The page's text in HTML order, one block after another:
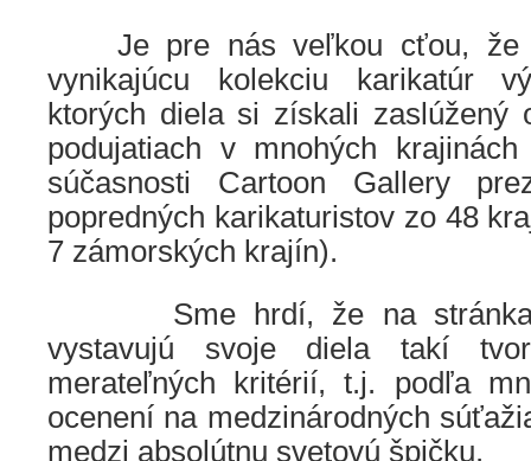
Je pre nás veľkou cťou, že
vynikajúcu kolekciu karikatúr
ktorých diela si získali zaslúžený
podujatiach v mnohých
súčasnosti Cartoon Gallery
popredných karikaturistov zo 48
7 zámorských krajín).
Sme hrdí, že na
vystavujú svoje diela takí
merateľných kritérií, t.j. podľa
ocenení na medzinárodných
medzi absolútnu svetovú špičku.